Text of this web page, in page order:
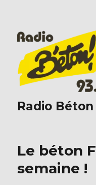
Radio Béton
Le béton
semaine !